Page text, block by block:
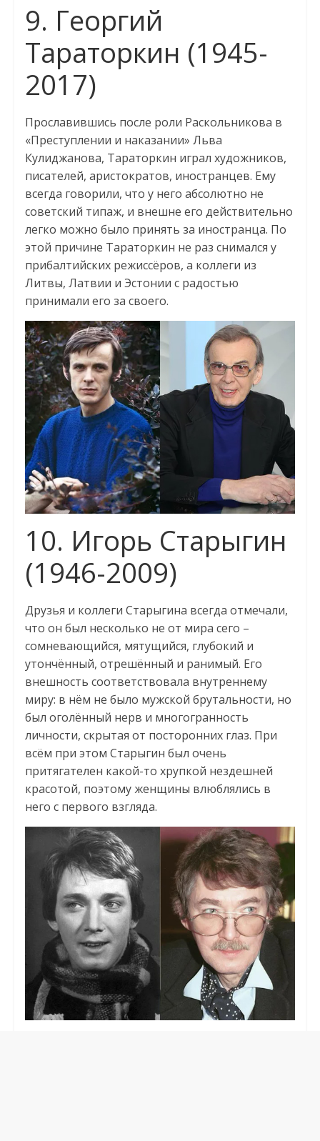
9. Георгий
Тараторкин (1945-
2017)
Прославившись после роли Раскольникова в
«Преступлении и наказании» Льва
Кулиджанова, Тараторкин играл художников,
писателей, аристократов, иностранцев. Ему
всегда говорили, что у него абсолютно не
советский типаж, и внешне его действительно
легко можно было принять за иностранца. По
этой причине Тараторкин не раз снимался у
прибалтийских режиссёров, а коллеги из
Литвы, Латвии и Эстонии с радостью
принимали его за своего.
10. Игорь Старыгин
(1946-2009)
Друзья и коллеги Старыгина всегда отмечали,
что он был несколько не от мира сего –
сомневающийся, мятущийся, глубокий и
утончённый, отрешённый и ранимый. Его
внешность соответствовала внутреннему
миру: в нём не было мужской брутальности, но
был оголённый нерв и многогранность
личности, скрытая от посторонних глаз. При
всём при этом Старыгин был очень
притягателен какой-то хрупкой нездешней
красотой, поэтому женщины влюблялись в
него с первого взгляда.